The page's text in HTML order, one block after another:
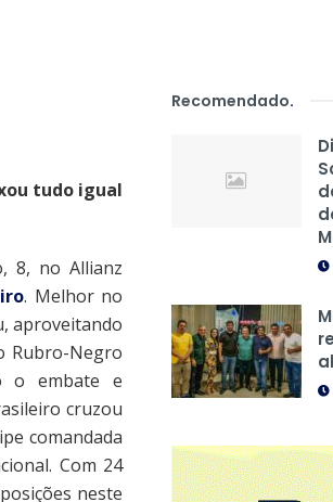
tudo igual
8, no Allianz
. Melhor no
aproveitando
Rubro-Negro
o embate e
cruzou
comandada
Com 24
neste
Recomendado.